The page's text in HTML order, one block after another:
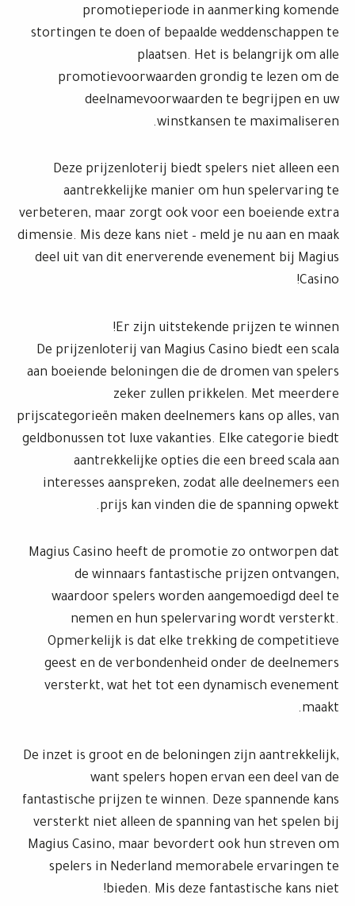
promotieperiode in aanmerking komende
stortingen te doen of bepaalde weddenschappen te
plaatsen. Het is belangrijk om alle
promotievoorwaarden grondig te lezen om de
deelnamevoorwaarden te begrijpen en uw
winstkansen te maximaliseren.
Deze prijzenloterij biedt spelers niet alleen een
aantrekkelijke manier om hun spelervaring te
verbeteren, maar zorgt ook voor een boeiende extra
dimensie. Mis deze kans niet – meld je nu aan en maak
deel uit van dit enerverende evenement bij Magius
Casino!
Er zijn uitstekende prijzen te winnen!
De prijzenloterij van Magius Casino biedt een scala
aan boeiende beloningen die de dromen van spelers
zeker zullen prikkelen. Met meerdere
prijscategorieën maken deelnemers kans op alles, van
geldbonussen tot luxe vakanties. Elke categorie biedt
aantrekkelijke opties die een breed scala aan
interesses aanspreken, zodat alle deelnemers een
prijs kan vinden die de spanning opwekt.
Magius Casino heeft de promotie zo ontworpen dat
de winnaars fantastische prijzen ontvangen,
waardoor spelers worden aangemoedigd deel te
nemen en hun spelervaring wordt versterkt.
Opmerkelijk is dat elke trekking de competitieve
geest en de verbondenheid onder de deelnemers
versterkt, wat het tot een dynamisch evenement
maakt.
De inzet is groot en de beloningen zijn aantrekkelijk,
want spelers hopen ervan een deel van de
fantastische prijzen te winnen. Deze spannende kans
versterkt niet alleen de spanning van het spelen bij
Magius Casino, maar bevordert ook hun streven om
spelers in Nederland memorabele ervaringen te
bieden. Mis deze fantastische kans niet!